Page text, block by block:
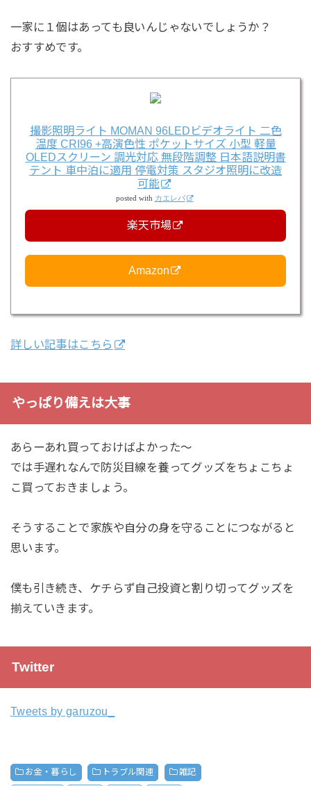
一家に１個はあっても良いんじゃないでしょうか？
おすすめです。
撮影照明ライト MOMAN 96LEDビデオライト 二色
温度 CRI96 +高演色性 ポケットサイズ 小型 軽量
OLEDスクリーン 調光対応 無段階調整 日本語説明書
テント 車中泊に適用 停電対策 スタジオ照明に改造
可能
posted with カエレバ
楽天市場
Amazon
詳しい記事はこちら
やっぱり備えは大事
あらーあれ買っておけばよかった〜
では手遅れなんで防災目線を養ってグッズをちょこちょ
こ買っておきましょう。
そうすることで家族や自分の身を守ることにつながると
思います。
僕も引き続き、ケチらず自己投資と割り切ってグッズを
揃えていきます。
Twitter
Tweets by garuzou_
お金・暮らし トラブル関連 雑記